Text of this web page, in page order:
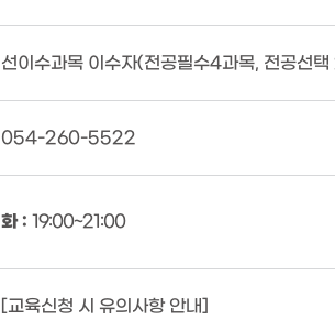
선이수과목 이수자(전공필수4과목, 전공선
054-260-5522
화 : 19:00~21:00
[교육신청 시 유의사항 안내]